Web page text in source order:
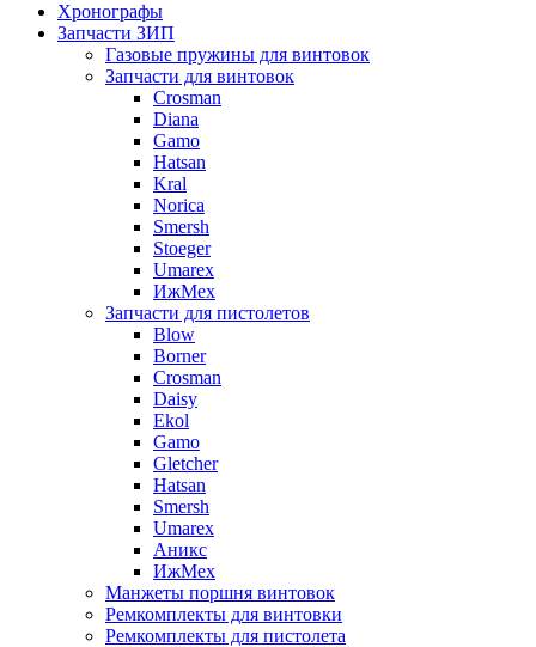
Хронографы
Запчасти ЗИП
Газовые пружины для винтовок
Запчасти для винтовок
Crosman
Diana
Gamo
Hatsan
Kral
Norica
Smersh
Stoeger
Umarex
ИжМех
Запчасти для пистолетов
Blow
Borner
Crosman
Daisy
Ekol
Gamo
Gletcher
Hatsan
Smersh
Umarex
Аникс
ИжМех
Манжеты поршня винтовок
Ремкомплекты для винтовки
Ремкомплекты для пистолета